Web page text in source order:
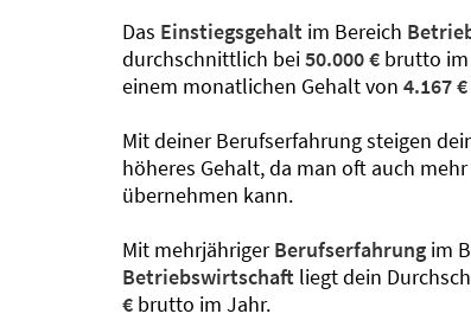
Das Einstiegsgehalt im Bereich
durchschnittlich bei50.000 € brutto im
einem monatlichen Gehalt von 4.167 €
Mit deiner Berufserfahrung steigen
höheres Gehalt, da man oft auch
übernehmen kann.
Mit mehrjährigerBerufserfahrung im
Betriebswirtschaft liegt dein
€ brutto im Jahr.